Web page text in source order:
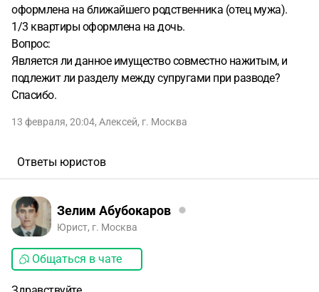
оформлена на ближайшего родственника (отец мужа).
1/3 квартиры оформлена на дочь.
Вопрос:
Является ли данное имущество совместно нажитым, и
подлежит ли разделу между супругами при разводе?
Спасибо.
13 февраля, 20:04, Алексей, г. Москва
Ответы юристов
Зелим Абубокаров
Юрист, г. Москва
Общаться в чате